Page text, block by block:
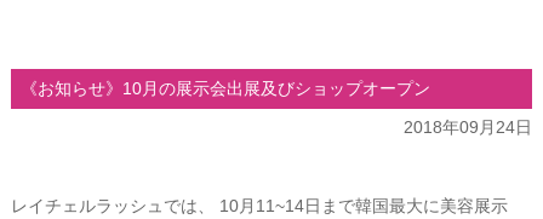
《お知らせ》10月の展示会出展及びショップオープン
2018年09月24日
レイチェルラッシュでは、 10月11~14日まで韓国最大に美容展示